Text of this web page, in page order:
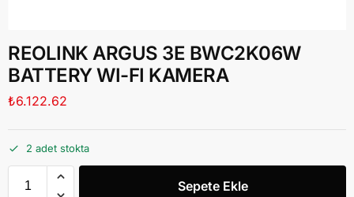
REOLINK ARGUS 3E BWC2K06W
BATTERY WI-FI KAMERA
₺6.122.62
2 adet stokta
Sepete Ekle